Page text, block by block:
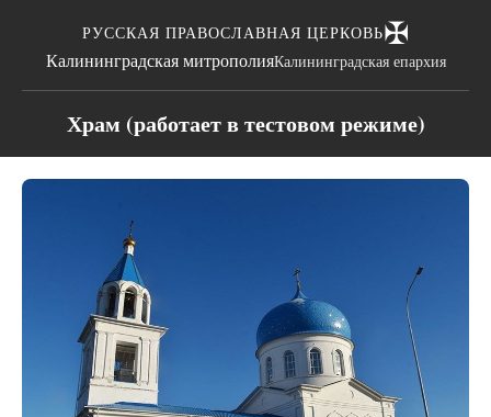
РУССКАЯ ПРАВОСЛАВНАЯ ЦЕРКОВЬ✠
Калининградская митрополияКалининградская епархия
Храм (работает в тестовом режиме)